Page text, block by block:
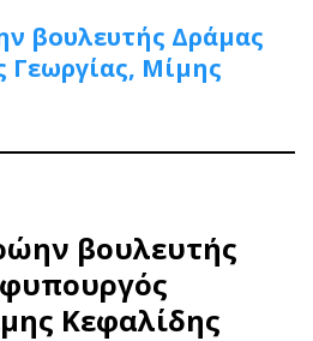
βουλευτής Δράμας
Γεωργίας, Μίμης
βουλευτής
Κεφαλίδης